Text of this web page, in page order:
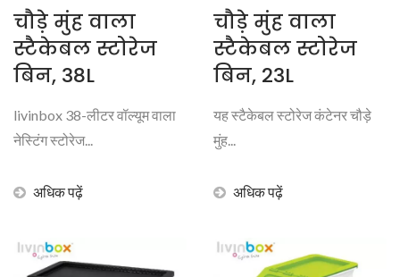
चौड़े मुंह वाला
स्टैकेबल स्टोरेज
बिन, 38L
livinbox 38-लीटर वॉल्यूम वाला
नेस्टिंग स्टोरेज...
अधिक पढ़ें
चौड़े मुंह वाला
स्टैकेबल स्टोरेज
बिन, 23L
यह स्टैकेबल स्टोरेज कंटेनर चौड़े
मुंह...
अधिक पढ़ें